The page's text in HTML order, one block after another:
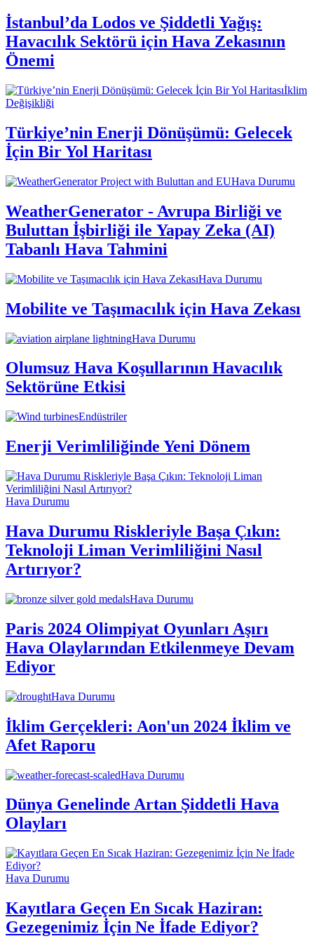
İstanbul’da Lodos ve Şiddetli Yağış:
Havacılık Sektörü için Hava Zekasının
Önemi
İklim
Değişikliği
Türkiye’nin Enerji Dönüşümü: Gelecek
İçin Bir Yol Haritası
Hava Durumu
WeatherGenerator - Avrupa Birliği ve
Buluttan İşbirliği ile Yapay Zeka (AI)
Tabanlı Hava Tahmini
Hava Durumu
Mobilite ve Taşımacılık için Hava Zekası
Hava Durumu
Olumsuz Hava Koşullarının Havacılık
Sektörüne Etkisi
Endüstriler
Enerji Verimliliğinde Yeni Dönem
Hava Durumu
Hava Durumu Riskleriyle Başa Çıkın:
Teknoloji Liman Verimliliğini Nasıl
Artırıyor?
Hava Durumu
Paris 2024 Olimpiyat Oyunları Aşırı
Hava Olaylarından Etkilenmeye Devam
Ediyor
Hava Durumu
İklim Gerçekleri: Aon'un 2024 İklim ve
Afet Raporu
Hava Durumu
Dünya Genelinde Artan Şiddetli Hava
Olayları
Hava Durumu
Kayıtlara Geçen En Sıcak Haziran:
Gezegenimiz İçin Ne İfade Ediyor?